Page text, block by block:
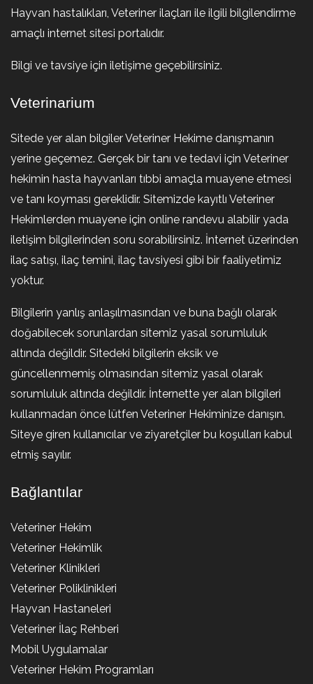
Hayvan hastalıkları, Veteriner ilaçları ile ilgili bilgilendirme
amaçlı internet sitesi portalıdır.
Bilgi ve tavsiye için iletişime geçebilirsiniz.
Veterinarium
Sitede yer alan bilgiler Veteriner Hekime danışmanın
yerine geçemez. Gerçek bir tanı ve tedavi için Veteriner
hekimin hasta hayvanları tıbbi amaçla muayene etmesi
ve tanı koyması gereklidir. Sitemizde kayıtlı Veteriner
Hekimlerden muayene için online randevu alabilir yada
iletişim bilgilerinden soru sorabilirsiniz. İnternet üzerinden
ilaç satışı, ilaç temini, ilaç tavsiyesi gibi bir faaliyetimiz
yoktur.
Bilgilerin yanlış anlaşılmasından ve buna bağlı olarak
doğabilecek sorunlardan sitemiz yasal sorumluluk
altında değildir. Sitedeki bilgilerin eksik ve
güncellenmemiş olmasından sitemiz yasal olarak
sorumluluk altında değildir. İnternette yer alan bilgileri
kullanmadan önce lütfen Veteriner Hekiminize danışın.
Siteye giren kullanıcılar ve ziyaretçiler bu koşulları kabul
etmiş sayılır.
Bağlantılar
Veteriner Hekim
Veteriner Hekimlik
Veteriner Klinikleri
Veteriner Poliklinikleri
Hayvan Hastaneleri
Veteriner İlaç Rehberi
Mobil Uygulamalar
Veteriner Hekim Programları